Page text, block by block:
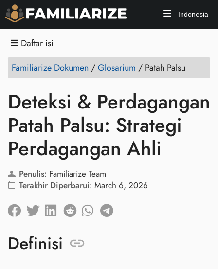
Indonesia
Daftar isi
Familiarize Dokumen /Glosarium / Patah Palsu
Deteksi & Perdagangan
Patah Palsu: Strategi
Perdagangan Ahli
Penulis: Familiarize Team
Terakhir Diperbarui: March 6, 2026
Definisi